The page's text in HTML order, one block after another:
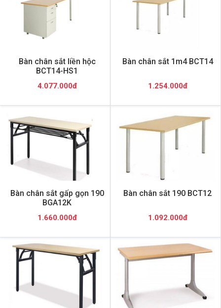
Bàn chân sắt liền hộc
BCT14-HS1
4.077.000đ
Bàn chân sắt 1m4 BCT14
1.254.000đ
Bàn chân sắt gấp gọn 190
BGA12K
1.660.000đ
Bàn chân sắt 190 BCT12
1.092.000đ